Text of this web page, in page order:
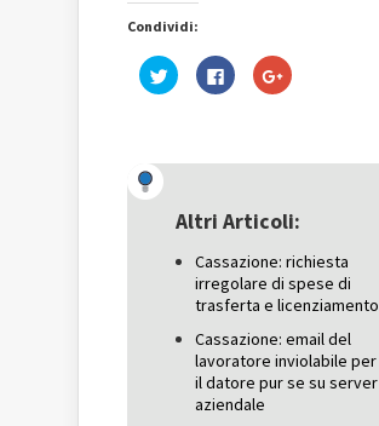
Condividi:
Fai
clic
una
nuova
Fai
clic
nuova
finestra)
Fai
clic
una
nuova
Altri Articoli:
Cassazione: richiesta
irregolare di spese di
trasferta e licenziamento
Cassazione: email del
lavoratore inviolabile per
il datore pur se su server
aziendale